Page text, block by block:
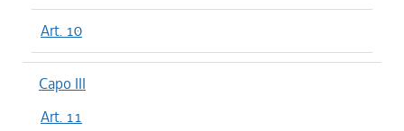
Art. 10
Capo III
Art. 11